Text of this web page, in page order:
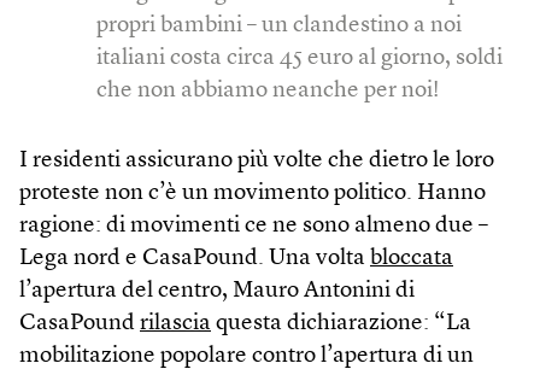
propri bambini – un clandestino a noi
italiani costa circa 45 euro al giorno, soldi
che non abbiamo neanche per noi!
I residenti assicurano più volte che dietro le loro
proteste non c’è un movimento politico. Hanno
ragione: di movimenti ce ne sono almeno due –
Lega nord e CasaPound. Una volta bloccata
l’apertura del centro, Mauro Antonini di
CasaPound rilascia questa dichiarazione: “La
mobilitazione popolare contro l’apertura di un